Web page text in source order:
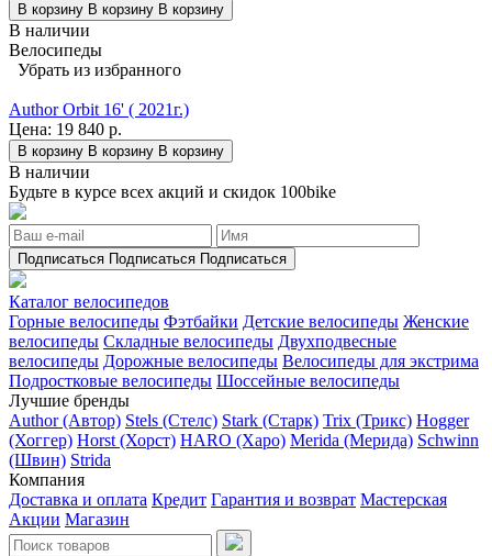
В корзину В корзину В корзину
В наличии
Велосипеды
Убрать из избранного
Author Orbit 16' ( 2021г.)
Цена: 19 840 р.
В корзину В корзину В корзину
В наличии
Будьте в курсе всех акций и скидок 100bike
Подписаться Подписаться Подписаться
Каталог велосипедов
Горные велосипеды Фэтбайки Детские велосипеды Женские
велосипеды Складные велосипеды Двухподвесные
велосипеды Дорожные велосипеды Велосипеды для экстрима
Подростковые велосипеды Шоссейные велосипеды
Лучшие бренды
Author (Автор) Stels (Стелс) Stark (Старк) Trix (Трикс) Hogger
(Хоггер) Horst (Хорст) HARO (Харо) Merida (Мерида) Schwinn
(Швин) Strida
Компания
Доставка и оплата Кредит Гарантия и возврат Мастерская
Акции Магазин